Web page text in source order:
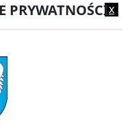
x
PRYWATNOŚCI